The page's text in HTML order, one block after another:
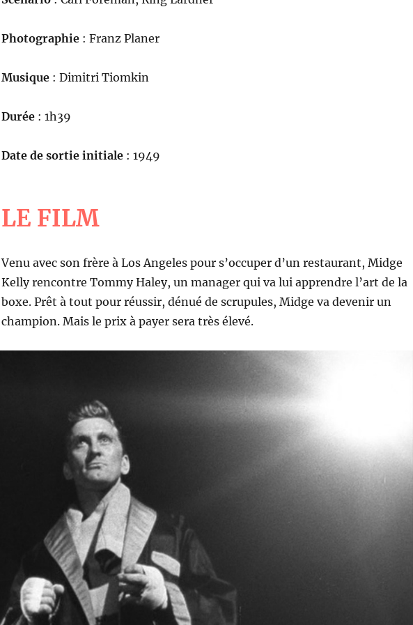
Photographie : Franz Planer
Musique : Dimitri Tiomkin
Durée: 1h39
Date de sortie initiale: 1949
LE FILM
Venu avec son frère à Los Angeles pour s’occuper d’un restaurant, Midge
Kelly rencontre Tommy Haley, un manager qui va lui apprendre l’art de la
boxe. Prêt à tout pour réussir, dénué de scrupules, Midge va devenir un
champion. Mais le prix à payer sera très élevé.